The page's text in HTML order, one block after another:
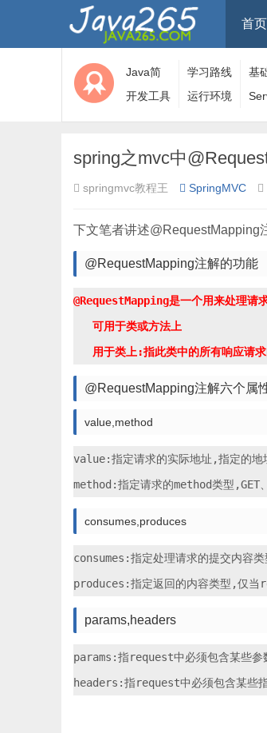
首页
Java简
介
学习路线
基
开发工具
运行环境
spring之mvc中
springmvc教程王 SpringMVC
下文笔者讲述@RequestMapping
@RequestMapping注解的功能
@RequestMapping是一个用来处理请
   可用于类或方法上
@RequestMapping注解六个属
value,method
value:指定请求的实际地址,指定的
consumes,produces
consumes:指定处理请求的提交
params,headers
params:指request中必须包含某些参